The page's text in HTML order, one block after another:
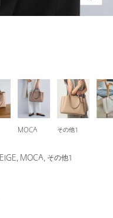
MOCA その他1
MOCA, その他1